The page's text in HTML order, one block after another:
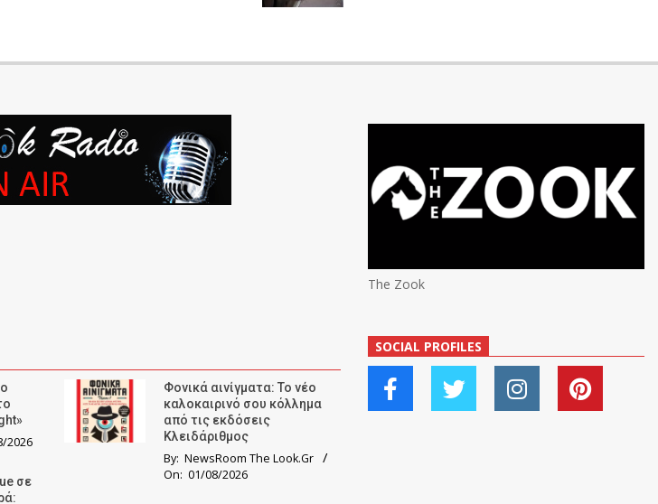
2026
σε
Φονικά αινίγματα: Το νέο
καλοκαιρινό σου κόλλημα
από τις εκδόσεις
Κλειδάριθμος
By: NewsRoom The Look.Gr
On: 01/08/2026
The Zook
SOCIAL PROFILES